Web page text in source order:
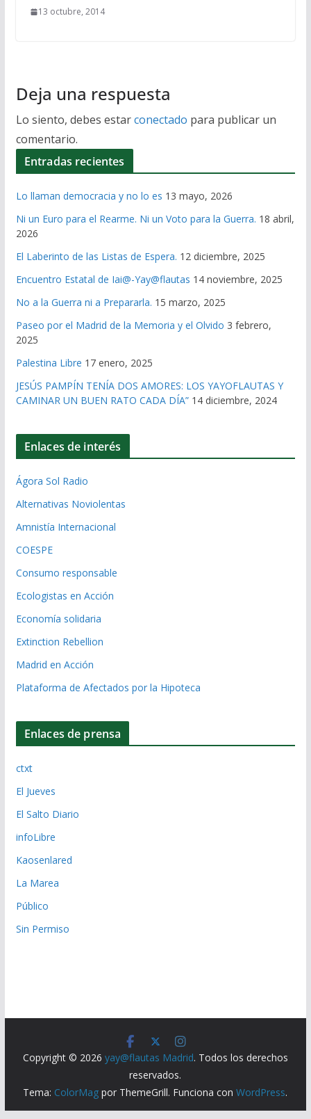
13 octubre, 2014
Deja una respuesta
Lo siento, debes estarconectado para publicar un
comentario.
Entradas recientes
Lo llaman democracia y no lo es 13 mayo, 2026
Ni un Euro para el Rearme. Ni un Voto para la Guerra. 18 abril,
2026
El Laberinto de las Listas de Espera. 12 diciembre, 2025
Encuentro Estatal de Iai@-Yay@flautas 14 noviembre, 2025
No a la Guerra ni a Prepararla. 15 marzo, 2025
Paseo por el Madrid de la Memoria y el Olvido 3 febrero,
2025
Palestina Libre 17 enero, 2025
JESÚS PAMPÍN TENÍA DOS AMORES: LOS YAYOFLAUTAS Y
CAMINAR UN BUEN RATO CADA DÍA” 14 diciembre, 2024
Enlaces de interés
Ágora Sol Radio
Alternativas Noviolentas
Amnistía Internacional
COESPE
Consumo responsable
Ecologistas en Acción
Economía solidaria
Extinction Rebellion
Madrid en Acción
Plataforma de Afectados por la Hipoteca
Enlaces de prensa
ctxt
El Jueves
El Salto Diario
infoLibre
Kaosenlared
La Marea
Público
Sin Permiso
Copyright © 2026 yay@flautas Madrid. Todos los derechos
reservados.
Tema: ColorMag por ThemeGrill. Funciona conWordPress.